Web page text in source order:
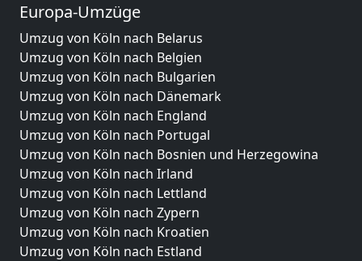
Europa-Umzüge
Umzug von Köln nach Belarus
Umzug von Köln nach Belgien
Umzug von Köln nach Bulgarien
Umzug von Köln nach Dänemark
Umzug von Köln nach England
Umzug von Köln nach Portugal
Umzug von Köln nach Bosnien und Herzegowina
Umzug von Köln nach Irland
Umzug von Köln nach Lettland
Umzug von Köln nach Zypern
Umzug von Köln nach Kroatien
Umzug von Köln nach Estland